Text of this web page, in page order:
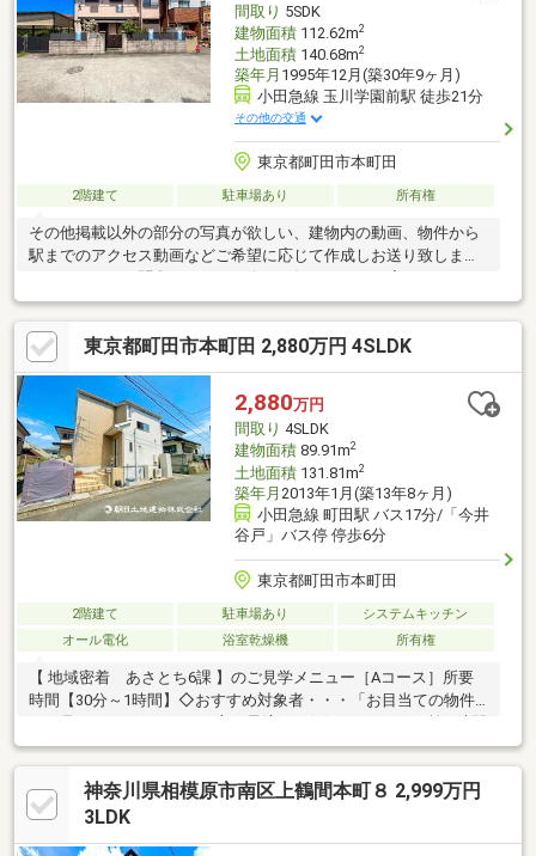
間取り 5SDK
建物面積112.62m2
土地面積140.68m2
築年月 1995年12月(築30年9ヶ月)
小田急線 玉川学園前駅 徒歩21分
その他の交通
東京都町田市本町田
2階建て 駐車場あり 所有権
その他掲載以外の部分の写真が欲しい、建物内の動画、物件から
駅までのアクセス動画などご希望に応じて作成しお送り致しま
うに走ります！ご案内・詳細な資料のご請求などお住まい探しに
関わる全てを朝日土地建物(株)営業1課にお任せください！
東京都町田市本町田 2,880万円 4SLDK
2,880万円
間取り 4SLDK
建物面積89.91m2
土地面積131.81m2
築年月 2013年1月(築13年8ヶ月)
小田急線 町田駅 バス17分/「今井
谷戸」バス停 停歩6分
東京都町田市本町田
2階建て 駐車場あり
システムキッチン
オール電化
浴室乾燥機 所有権
【 地域密着 あさとち6課 】のご見学メニュー［Aコース］所要
時間【30分～1時間】◇おすすめ対象者・・・「お目当ての物件
【2時間～5時間】◇おすすめ対象者・・・「本命の物件にあわせ
て、同条件の物件も比較しながら見学したい！」という方に最適
です(^^)/［Cコース］所要時間【5時間～8時間】◇おすすめ対象
者・・・「マイホーム探しは今日が初めて！」という方に最適で
神奈川県相模原市南区上鶴間本町８ 2,999万円
3LDK